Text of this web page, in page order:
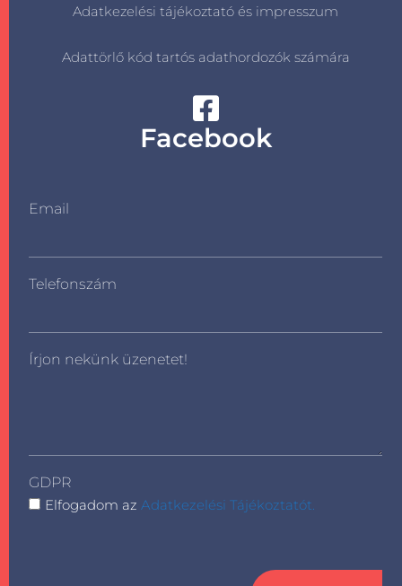
Adatkezelési tájékoztató és impresszum
Adattörlő kód tartós adathordozók számára
Facebook
Email
Telefonszám
Írjon nekünk üzenetet!
GDPR
Elfogadom azAdatkezelési Tájékoztatót.